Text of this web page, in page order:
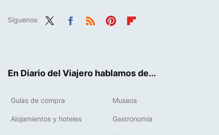
Síguenos
En Diario del Viajero hablamos de...
Guías de compra Museos
Alojamientos y hoteles Gastronomía